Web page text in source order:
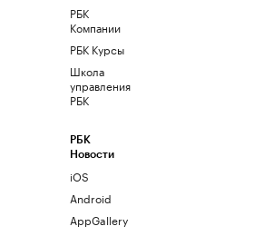
РБК
Компании
РБК Курсы
Школа
управления
РБК
РБК
Новости
iOS
Android
AppGallery